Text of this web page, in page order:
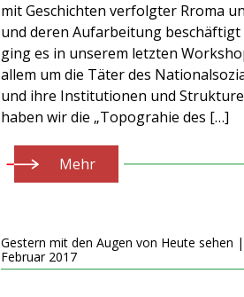
mit Geschichten verfolgter Rroma
und deren Aufarbeitung beschäftigt
ging es in unserem letzten
allem um die Täter des
und ihre Institutionen und
haben wir die „Topograhie des […]
Mehr
Gestern mit den Augen von Heute sehen
Februar 2017